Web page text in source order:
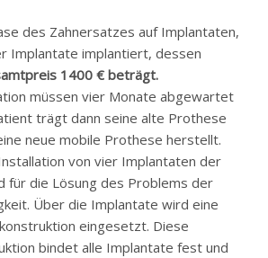
des Zahnersatzes auf Implantaten,
Implantate implantiert, dessen
1400 € beträgt.
müssen vier Monate abgewartet
trägt dann seine alte Prothese
neue mobile Prothese herstellt.
von vier Implantaten der
für die Lösung des Problems der
Über die Implantate wird eine
eingesetzt. Diese
bindet alle Implantate fest und